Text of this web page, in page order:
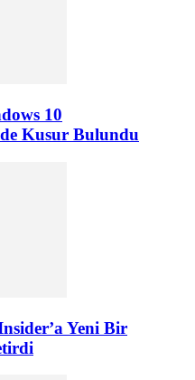
10
Kusur Bulundu
Yeni Bir